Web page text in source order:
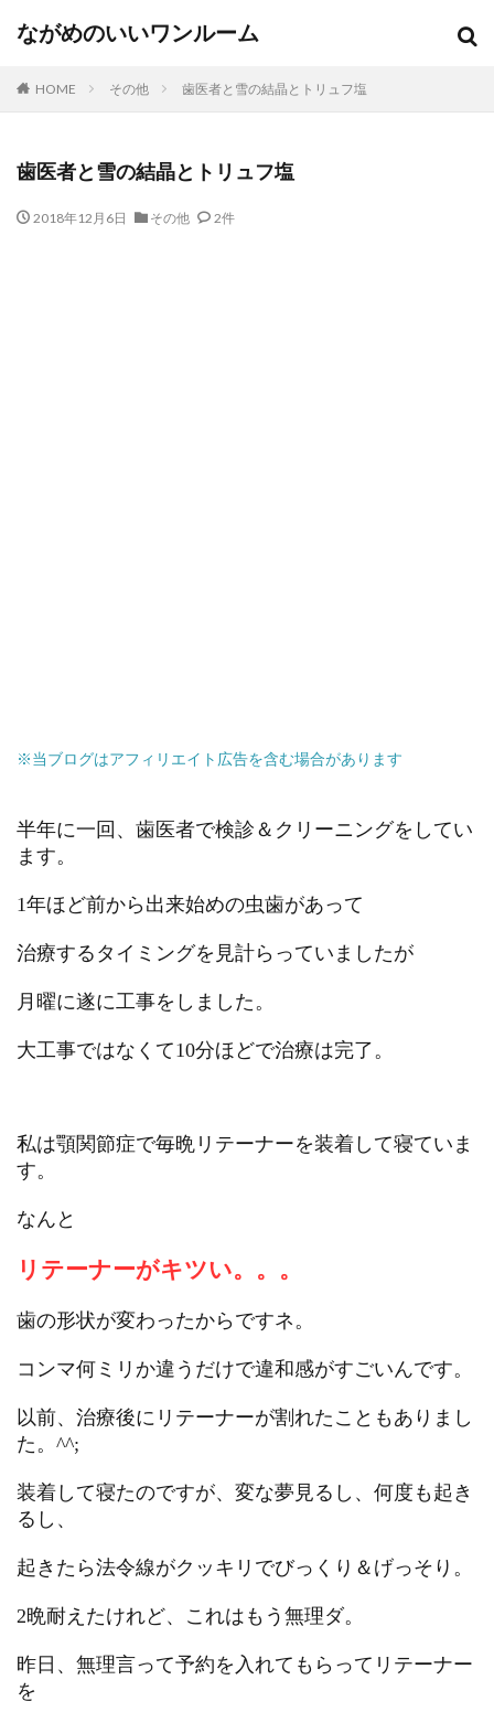
ながめのいいワンルーム
HOME その他 歯医者と雪の結晶とトリュフ塩
歯医者と雪の結晶とトリュフ塩
2018年12月6日 その他 2件
※当ブログはアフィリエイト広告を含む場合があります
半年に一回、歯医者で検診＆クリーニングをしてい
ます。
1年ほど前から出来始めの虫歯があって
治療するタイミングを見計らっていましたが
月曜に遂に工事をしました。
大工事ではなくて10分ほどで治療は完了。
私は顎関節症で毎晩リテーナーを装着して寝ていま
す。
なんと
リテーナーがキツい。。。
歯の形状が変わったからですネ。
コンマ何ミリか違うだけで違和感がすごいんです。
以前、治療後にリテーナーが割れたこともありまし
た。^^;
装着して寝たのですが、変な夢見るし、何度も起き
るし、
起きたら法令線がクッキリでびっくり＆げっそり。
2晩耐えたけれど、これはもう無理ダ。
昨日、無理言って予約を入れてもらってリテーナー
を